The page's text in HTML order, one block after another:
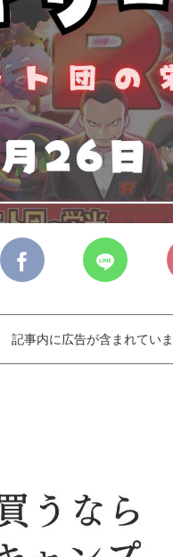
記事内に広告が含まれていま